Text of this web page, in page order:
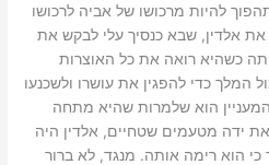
להיות מרכושו של אביה לרכושו
אלדין, שבא כנסיך עלי לבקש את
כשהיא רואה את כל האוצרות
המלך כדי להפגין את עושרו ולשכנעו
הוא שלמרות שהיא מתחה
ידה מטעמים שטחיים, אלדין היה
כי הוא רימה אותה. מנגד, לא ברור